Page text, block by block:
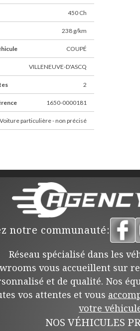
450 Ch
238 g/km
COUPÉ
VILLENEUVE-D'ASCQ
2
1650-0000181
particulière - non précisé
notre communauté:
Réseau spécialisé dans les
vous accueillent sur
et de qualité. Nos
vos attentes et vous
votre
NOS VÉHICULES